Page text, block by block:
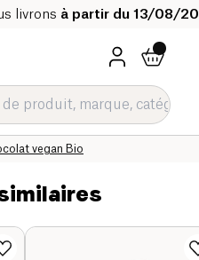
livrons à partir du 13/08/
vegan Bio
Epicerie sucrée Bio